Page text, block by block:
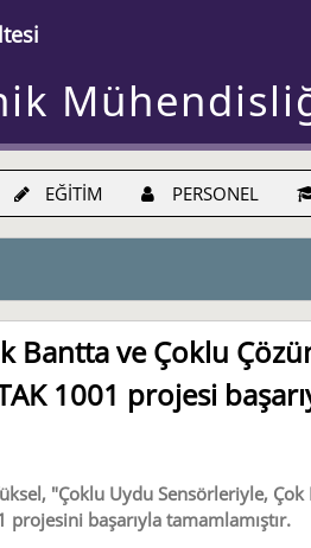
EĞİTİM PERSONEL
Bantta ve Çoklu
1001 projesi
"Çoklu Uydu Sensörleriyle,
projesini başarıyla tamamlamıştır.